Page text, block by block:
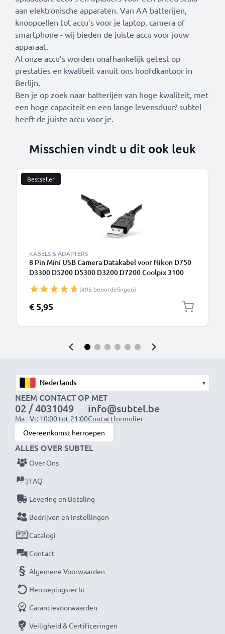
aan elektronische apparaten. Van AA batterijen,
knoopcellen tot accu’s voor je laptop, camera of
smartphone - wij bieden de juiste accu voor jouw
apparaat.
Al onze accu’s worden onafhankelijk getest op
prestaties en kwaliteit vanuit ons hoofdkantoor in
Berlijn.
Ben je op zoek naar batterijen van hoge kwaliteit, met
een hoge capaciteit en een lange levensduur? subtel
heeft de juiste accu voor je.
Misschien vindt u dit ook leuk
Bestseller
KABELS & ADAPTERS
8 Pin Mini USB Camera Datakabel voor Nikon D750
D3300 D5200 D5300 D3200 D7200 Coolpix 3100
(495 beoordelingen)
€ 5,95
▾
NEEM CONTACT OP MET
02 / 4031049
Ma - Vr: 10:00 tot 21:00
info@subtel.be
Contactformulier
Overeenkomst herroepen
ALLES OVER SUBTEL
Over Ons
FAQ
Levering en Betaling
Bedrijven en Instellingen
Catalogi
Contact
Algemene Voorwaarden
Herroepingsrecht
Garantievoorwaarden
Veiligheid & Certificeringen